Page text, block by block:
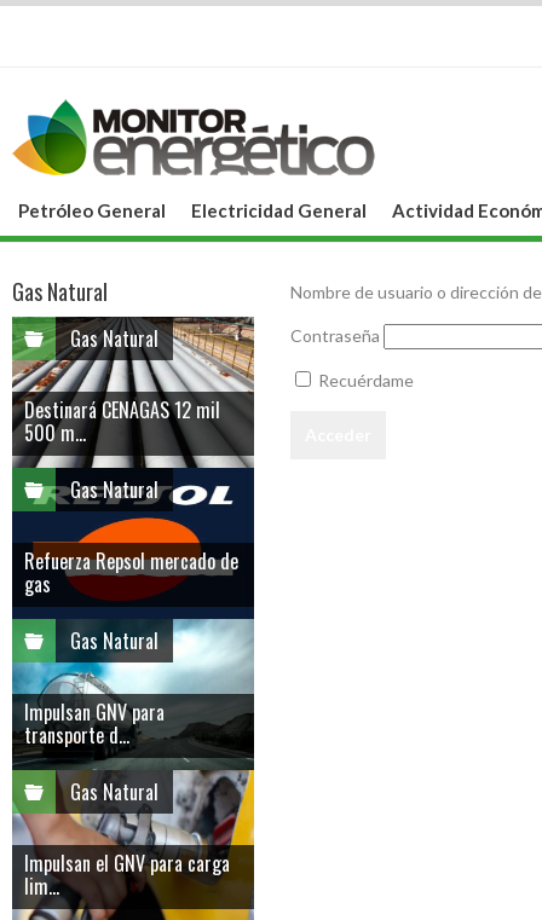
Petróleo General Electricidad General Actividad
Nombre de usuario o dirección
Contraseña
Recuérdame
Gas Natural
Gas Natural
Destinará CENAGAS 12 mil
500 m...
Gas Natural
Refuerza Repsol mercado de
gas
Gas Natural
Impulsan GNV para
transporte d...
Gas Natural
Impulsan el GNV para carga
lim...